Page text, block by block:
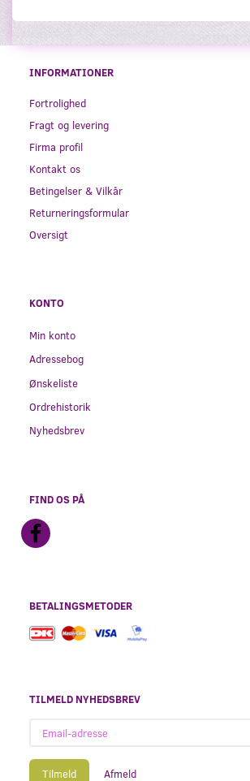
INFORMATIONER
Fortrolighed
Fragt og levering
Firma profil
Kontakt os
Betingelser & Vilkår
Returneringsformular
Oversigt
KONTO
Min konto
Adressebog
Ønskeliste
Ordrehistorik
Nyhedsbrev
FIND OS PÅ
BETALINGSMETODER
TILMELD NYHEDSBREV
adresse
Tilmeld Afmeld